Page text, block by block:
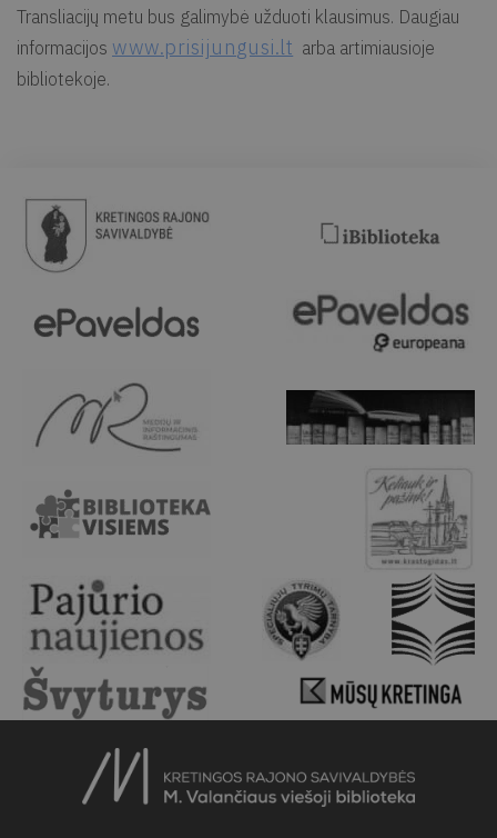
Transliacijų metu bus galimybė užduoti klausimus. Daugiau
informacijos www.prisijungusi.lt arba artimiausioje
bibliotekoje.